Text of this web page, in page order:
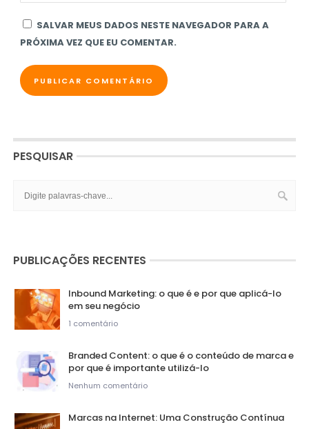
SALVAR MEUS DADOS NESTE NAVEGADOR PARA A
PRÓXIMA VEZ QUE EU COMENTAR.
PESQUISAR
PUBLICAÇÕES RECENTES
Inbound Marketing: o que é e por que aplicá-lo
em seu negócio
1 comentário
Branded Content: o que é o conteúdo de marca e
por que é importante utilizá-lo
Nenhum comentário
Marcas na Internet: Uma Construção Contínua